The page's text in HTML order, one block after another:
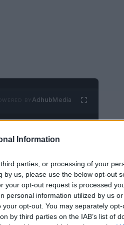
Information
parties, or processing of your
us, please use the below opt-out
your opt-out request is processed
personal information utilized by us
opt-out. You may separately
by third parties on the IAB’s list of
BY AdhubMedia
es,¿dónde ir
una buena